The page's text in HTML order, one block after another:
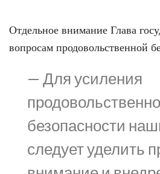
Отдельное внимание Глава
вопросам продовольственной
— Для усиления
безопасности
следует уделить